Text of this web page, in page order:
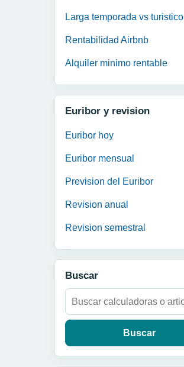
Larga temporada vs turistico
Rentabilidad Airbnb
Alquiler minimo rentable
Euribor y revision
Euribor hoy
Euribor mensual
Prevision del Euribor
Revision anual
Revision semestral
Buscar
Buscar: